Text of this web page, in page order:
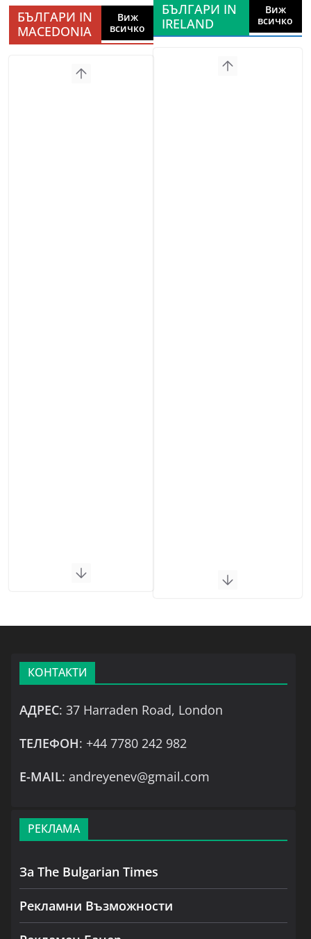
БЪЛГАРИ IN
MACEDONIA
Виж
всичко
БЪЛГАРИ IN
IRELAND
Виж
всичко
КОНТАКТИ
АДРЕС: 37 Harraden Road, London
ТЕЛЕФОН: +44 7780 242 982
Е-MAIL: andreyenev@gmail.com
РЕКЛАМА
За The Bulgarian Times
Рекламни Възможности